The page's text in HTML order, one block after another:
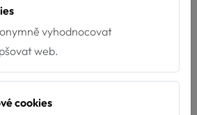
vyhodnocovat
web.
cookies